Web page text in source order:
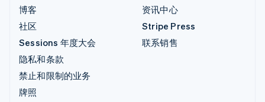
博客
社区
Sessions 年度大会
隐私和条款
禁止和限制的业务
牌照
资讯中心
Stripe Press
联系销售